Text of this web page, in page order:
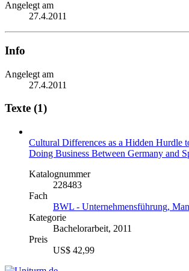
Angelegt am
27.4.2011
Info
Angelegt am
27.4.2011
Texte (1)
Cultural Differences as a Hidden Hurdle
Doing Business Between Germany and
Katalognummer
228483
Fach
BWL - Unternehmensführung,
Kategorie
Bachelorarbeit, 2011
Preis
US$ 42,99